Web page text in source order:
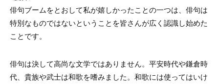
俳句ブームをとおして私が嬉しかったことの一つは、俳句は
特別なものではないということを皆さんが広く認識し始めた
ことです。
俳句は決して高尚な文学ではありません。平安時代や鎌倉時
代、貴族や武士は和歌を嗜みました。和歌には使ってはいけ